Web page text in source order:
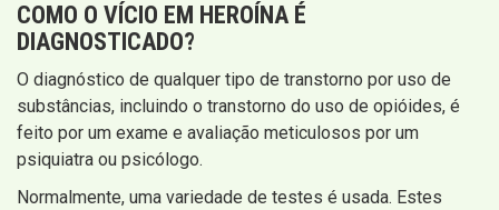
COMO O VÍCIO EM HEROÍNA É
DIAGNOSTICADO?
O diagnóstico de qualquer tipo de transtorno por uso de
substâncias, incluindo o transtorno do uso de opióides, é
feito por um exame e avaliação meticulosos por um
psiquiatra ou psicólogo.
Normalmente, uma variedade de testes é usada. Estes